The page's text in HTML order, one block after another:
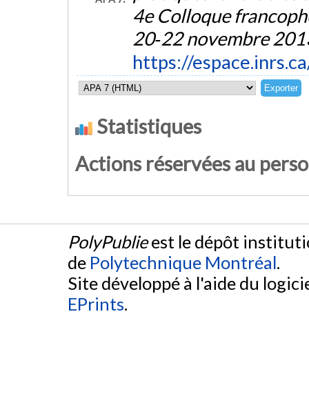
4e Colloque
20‐22 novembre
https://
Statistiques
Actions réservées au
PolyPublieest le dépôt
de Polytechnique Montréal.
Site développé à l'aide du
EPrints.